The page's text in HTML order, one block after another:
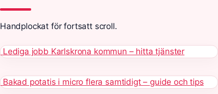
Handplockat för fortsatt scroll.
Lediga jobb Karlskrona kommun – hitta tjänster
Bakad potatis i micro flera samtidigt – guide och tips